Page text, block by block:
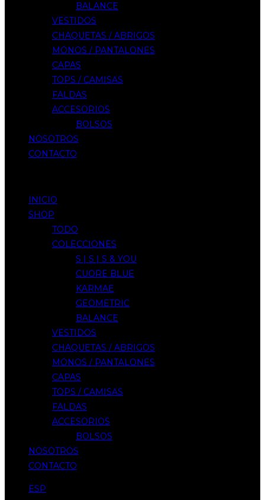
BALANCE
VESTIDOS
CHAQUETAS / ABRIGOS
MONOS / PANTALONES
CAPAS
TOPS / CAMISAS
FALDAS
ACCESORIOS
BOLSOS
NOSOTROS
CONTACTO
INICIO
SHOP
TODO
COLECCIONES
S | S | S & YOU
CUORE BLUE
KARMAE
GEOMETRIC
BALANCE
VESTIDOS
CHAQUETAS / ABRIGOS
MONOS / PANTALONES
CAPAS
TOPS / CAMISAS
FALDAS
ACCESORIOS
BOLSOS
NOSOTROS
CONTACTO
ESP